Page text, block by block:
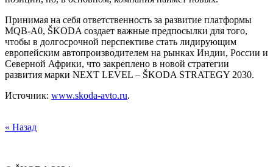
MQB-A0, ŠKODA создает важные предпосылки для того,
чтобы в долгосрочной перспективе стать лидирующим
европейским автопроизводителем на рынках Индии, России и
Северной Африки, что закреплено в новой стратегии
развития марки NEXT LEVEL – ŠKODA STRATEGY 2030.